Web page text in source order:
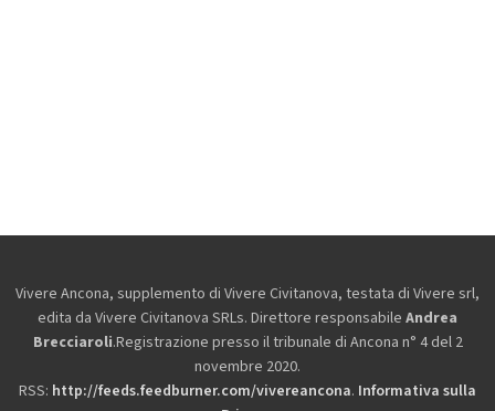
Vivere Ancona, supplemento di Vivere Civitanova, testata di Vivere srl,
edita da Vivere Civitanova SRLs. Direttore responsabile Andrea
Brecciaroli.Registrazione presso il tribunale di Ancona n° 4 del 2
novembre 2020.
RSS: http://feeds.feedburner.com/vivereancona. Informativa sulla